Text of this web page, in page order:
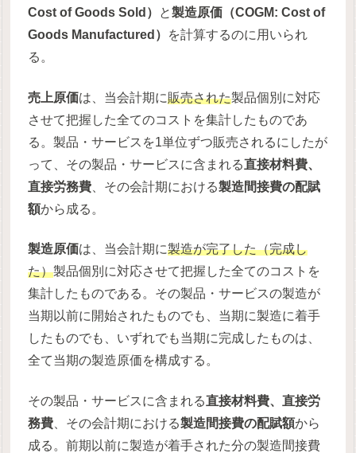
Cost of Goods Sold）
と製造原価（COGM: Cost of
Goods Manufactured）
を計算するのに用いられ
る。
売上原価は、当会計期に販売された製品個別に対応
させて把握した全てのコストを集計したものであ
る。製品・サービスを1単位ずつ販売されるにしたが
って、その製品・サービスに含まれる直接材料費、
直接労務費 、その会計期における製造間接費の配賦
額から成る。
製造原価は、当会計期に製造が完了した（完成し
た）製品個別に対応させて把握した全てのコストを
集計したものである。その製品・サービスの製造が
当期以前に開始されたものでも、当期に製造に着手
したものでも、いずれでも当期に完成したものは、
全て当期の製造原価を構成する。
その製品・サービスに含まれる直接材料費、直接労
務費 、その会計期における製造間接費の配賦額から
成る。前期以前に製造が着手された分の製造間接費